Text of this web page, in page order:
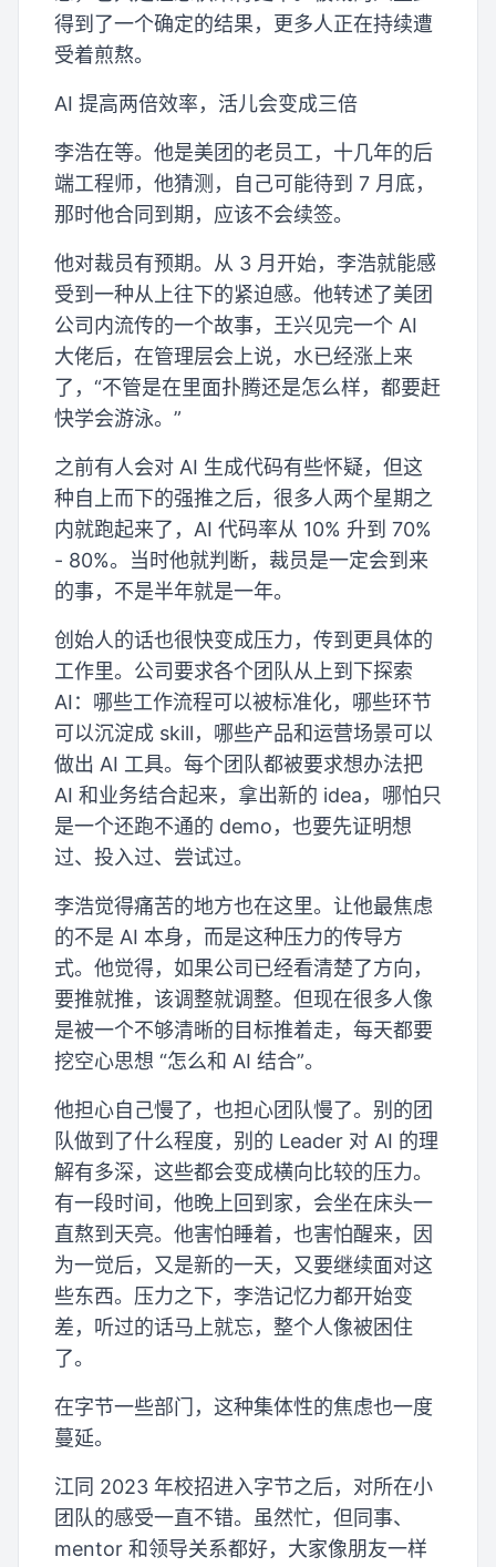
得到了一个确定的结果，更多人正在持续遭
受着煎熬。
AI 提高两倍效率，活儿会变成三倍
李浩在等。他是美团的老员工，十几年的后
端工程师，他猜测，自己可能待到 7 月底，
那时他合同到期，应该不会续签。
他对裁员有预期。从 3 月开始，李浩就能感
受到一种从上往下的紧迫感。他转述了美团
公司内流传的一个故事，王兴见完一个 AI
大佬后，在管理层会上说，水已经涨上来
了，“不管是在里面扑腾还是怎么样，都要赶
快学会游泳。”
之前有人会对 AI 生成代码有些怀疑，但这
种自上而下的强推之后，很多人两个星期之
内就跑起来了，AI 代码率从 10% 升到 70%
- 80%。当时他就判断，裁员是一定会到来
的事，不是半年就是一年。
创始人的话也很快变成压力，传到更具体的
工作里。公司要求各个团队从上到下探索
AI：哪些工作流程可以被标准化，哪些环节
可以沉淀成 skill，哪些产品和运营场景可以
做出 AI 工具。每个团队都被要求想办法把
AI 和业务结合起来，拿出新的 idea，哪怕只
是一个还跑不通的 demo，也要先证明想
过、投入过、尝试过。
李浩觉得痛苦的地方也在这里。让他最焦虑
的不是 AI 本身，而是这种压力的传导方
式。他觉得，如果公司已经看清楚了方向，
要推就推，该调整就调整。但现在很多人像
是被一个不够清晰的目标推着走，每天都要
挖空心思想 “怎么和 AI 结合”。
他担心自己慢了，也担心团队慢了。别的团
队做到了什么程度，别的 Leader 对 AI 的理
解有多深，这些都会变成横向比较的压力。
有一段时间，他晚上回到家，会坐在床头一
直熬到天亮。他害怕睡着，也害怕醒来，因
为一觉后，又是新的一天，又要继续面对这
些东西。压力之下，李浩记忆力都开始变
差，听过的话马上就忘，整个人像被困住
了。
在字节一些部门，这种集体性的焦虑也一度
蔓延。
江同 2023 年校招进入字节之后，对所在小
团队的感受一直不错。虽然忙，但同事、
mentor 和领导关系都好，大家像朋友一样